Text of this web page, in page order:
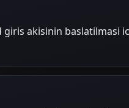
akisinin baslatilmasi